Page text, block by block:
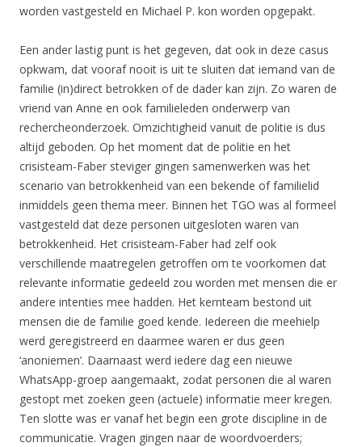
worden vastgesteld en Michael P. kon worden opgepakt.
Een ander lastig punt is het gegeven, dat ook in deze casus
opkwam, dat vooraf nooit is uit te sluiten dat iemand van de
familie (in)direct betrokken of de dader kan zijn. Zo waren de
vriend van Anne en ook familieleden onderwerp van
rechercheonderzoek. Omzichtigheid vanuit de politie is dus
altijd geboden. Op het moment dat de politie en het
crisisteam-Faber steviger gingen samenwerken was het
scenario van betrokkenheid van een bekende of familielid
inmiddels geen thema meer. Binnen het TGO was al formeel
vastgesteld dat deze personen uitgesloten waren van
betrokkenheid. Het crisisteam-Faber had zelf ook
verschillende maatregelen getroffen om te voorkomen dat
relevante informatie gedeeld zou worden met mensen die er
andere intenties mee hadden. Het kernteam bestond uit
mensen die de familie goed kende. Iedereen die meehielp
werd geregistreerd en daarmee waren er dus geen
‘anoniemen’. Daarnaast werd iedere dag een nieuwe
WhatsApp-groep aangemaakt, zodat personen die al waren
gestopt met zoeken geen (actuele) informatie meer kregen.
Ten slotte was er vanaf het begin een grote discipline in de
communicatie. Vragen gingen naar de woordvoerders;